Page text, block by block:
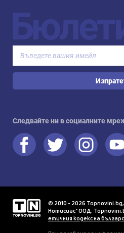
Следвайте ни в социалните
© 2010 - 2026
Нотисиас" ООД.
етичния кодекс на